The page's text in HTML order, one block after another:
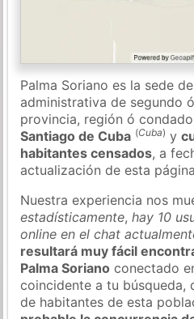
Palma Soriano es la sede
administrativa de segundo
provincia, región ó
Santiago de Cuba (Cuba) y
habitantes censados, a
actualización de esta
Nuestra experiencia nos
estadísticamente,hay 10
online en el chat
resultará muy fácil
Palma Soriano conectado
coincidente a tu búsqueda,
de habitantes de esta